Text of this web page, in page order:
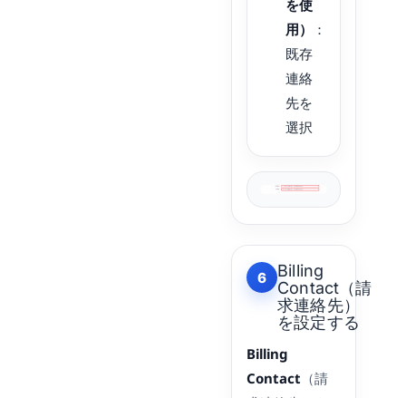
を使
用）
：
既存
連絡
先を
選択
6
Billing
Contact（請
求連絡先）
を設定する
Billing
Contact （請